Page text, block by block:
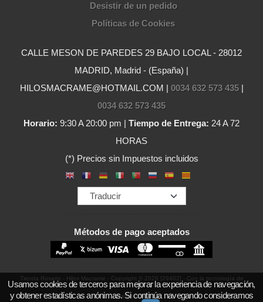
Desistir de un pedido
Políticas de Cookies
CALLE MESON DE PAREDES 29 BAJO LOCAL - 28012
MADRID, Madrid - (España) |
HILOSMACRAME@HOTMAIL.COM | 0034 632 573 435|
0034 632 573 435
Horario: 9:30 A 20:00 pm | Tiempo de Entrega: 24 A 72
HORAS
(*) Precios sin Impuestos incluidos
Métodos de pago aceptados
Tienda Rosario - Hilos Macrame - Copyright © 2026 [29402] - Con la tecnología de
Palbin.com
Usamos cookies de terceros para mejorar la experiencia de navegación,
y obtener estadísticas anónimas. Si continúa navegando consideramos